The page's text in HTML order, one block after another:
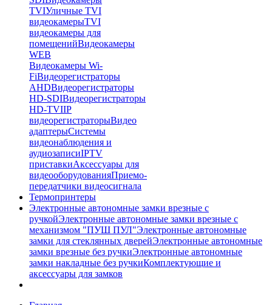
TVIУличные TVI
видеокамерыTVI
видеокамеры для
помещенийВидеокамеры
WEB
Видеокамеры Wi-
FiВидеорегистраторы
AHDВидеорегистраторы
HD-SDIВидеорегистраторы
HD-TVIIP
видеорегистраторыВидео
адаптерыСистемы
видеонаблюдения и
аудиозаписиIPTV
приставкиАксессуары для
видеооборудованияПриемо-
передатчики видеосигнала
Термопринтеры
Электронные автономные замки врезные с
ручкойЭлектронные автономные замки врезные с
механизмом "ПУШ ПУЛ"Электронные автономные
замки для стеклянных дверейЭлектронные автономные
замки врезные без ручкиЭлектронные автономные
замки накладные без ручкиКомплектующие и
аксессуары для замков